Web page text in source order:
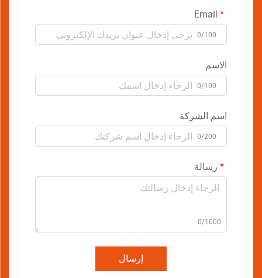
0/100
الاسم
0/100
اسم الشركة
0/200
رسالة
0/1000
إرسال